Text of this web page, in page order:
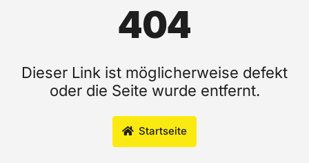
404
Dieser Link ist möglicherweise defekt
oder die Seite wurde entfernt.
Startseite